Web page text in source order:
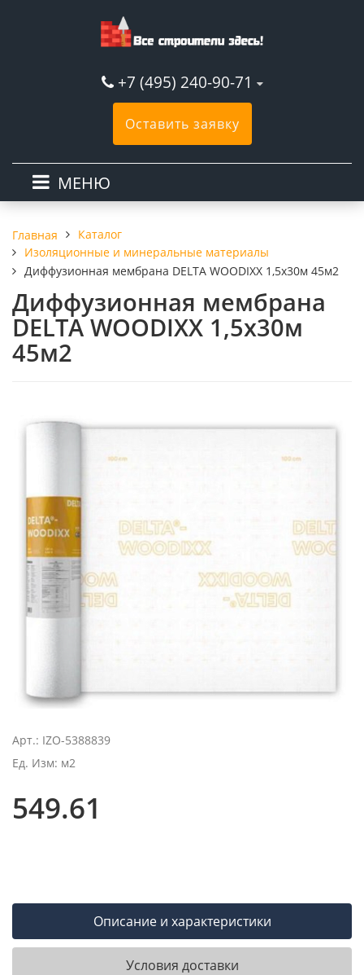
+7 (495) 240-90-71
Оставить заявку
МЕНЮ
Главная
Каталог
Изоляционные и минеральные материалы
Диффузионная мембрана DELTA WOODIXX 1,5х30м 45м2
Диффузионная мембрана
DELTA WOODIXX 1,5х30м
45м2
Арт.: IZO-5388839
Ед. Изм: м2
549.61
Описание и характеристики
Условия доставки